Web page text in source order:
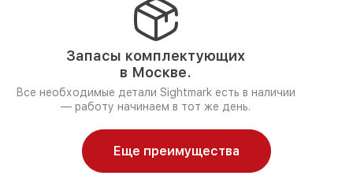
Запасы комплектующих
в Москве.
Все необходимые детали Sightmark есть в наличии
— работу начинаем в тот же день.
Еще преимущества